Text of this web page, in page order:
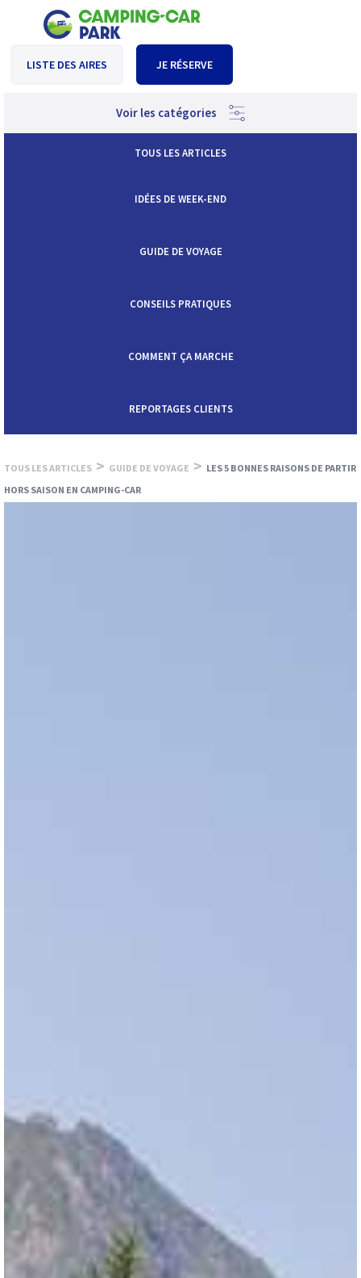
LISTE DES AIRES JE RÉSERVE
Voir les catégories
TOUS LES ARTICLES
IDÉES DE WEEK-END
GUIDE DE VOYAGE
CONSEILS PRATIQUES
COMMENT ÇA MARCHE
REPORTAGES CLIENTS
TOUS LES ARTICLES > GUIDE DE VOYAGE > LES 5 BONNES RAISONS DE PARTIR
HORS SAISON EN CAMPING-CAR